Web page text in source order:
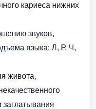
кариеса нижних
звуков,
языка: Л, Р, Ч,
живота,